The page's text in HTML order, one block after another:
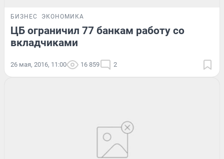
БИЗНЕС ЭКОНОМИКА
ЦБ ограничил 77 банкам работу со
вкладчиками
26 мая, 2016, 11:00 16 859 2